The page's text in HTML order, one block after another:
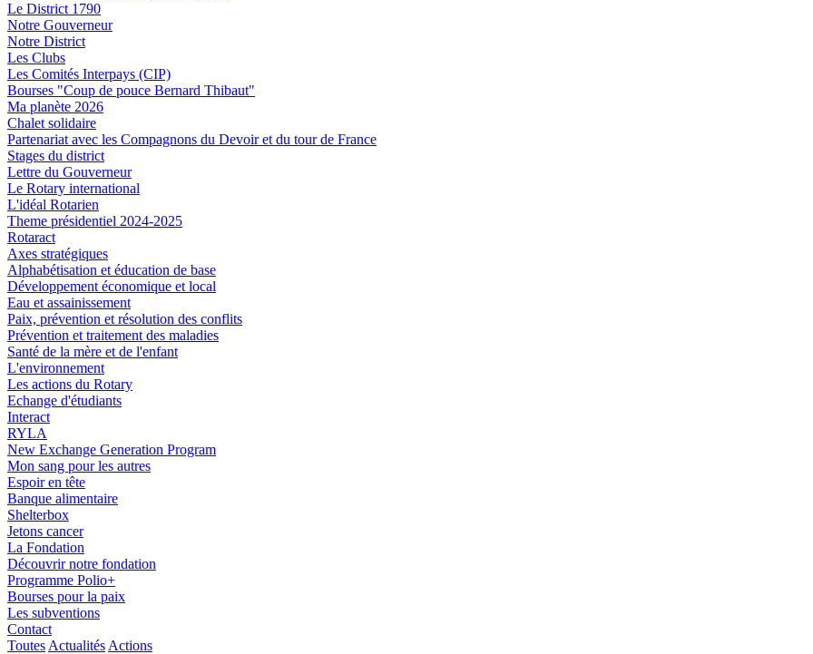
Le District 1790
Notre Gouverneur
Notre District
Les Clubs
Les Comités Interpays (CIP)
Bourses "Coup de pouce Bernard Thibaut"
Ma planète 2026
Chalet solidaire
Partenariat avec les Compagnons du Devoir et du tour de France
Stages du district
Lettre du Gouverneur
Le Rotary international
L'idéal Rotarien
Theme présidentiel 2024-2025
Rotaract
Axes stratégiques
Alphabétisation et éducation de base
Développement économique et local
Eau et assainissement
Paix, prévention et résolution des conflits
Prévention et traitement des maladies
Santé de la mère et de l'enfant
L'environnement
Les actions du Rotary
Echange d'étudiants
Interact
RYLA
New Exchange Generation Program
Mon sang pour les autres
Espoir en tête
Banque alimentaire
Shelterbox
Jetons cancer
La Fondation
Découvrir notre fondation
Programme Polio+
Bourses pour la paix
Les subventions
Contact
Toutes Actualités Actions